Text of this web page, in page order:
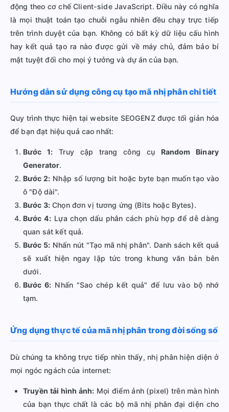
động theo cơ chế Client-side JavaScript. Điều này có nghĩa
là mọi thuật toán tạo chuỗi ngẫu nhiên đều chạy trực tiếp
trên trình duyệt của bạn. Không có bất kỳ dữ liệu cấu hình
hay kết quả tạo ra nào được gửi về máy chủ, đảm bảo bí
mật tuyệt đối cho mọi ý tưởng và dự án của bạn.
Hướng dẫn sử dụng công cụ tạo mã nhị phân chi tiết
Quy trình thực hiện tại website SEOGENZ được tối giản hóa
để bạn đạt hiệu quả cao nhất:
Bước 1: Truy cập trang công cụ Random Binary
Generator.
Bước 2: Nhập số lượng bit hoặc byte bạn muốn tạo vào
ô "Độ dài".
Bước 3: Chọn đơn vị tương ứng (Bits hoặc Bytes).
Bước 4: Lựa chọn dấu phân cách phù hợp để dễ dàng
quan sát kết quả.
Bước 5: Nhấn nút "Tạo mã nhị phân". Danh sách kết quả
sẽ xuất hiện ngay lập tức trong khung văn bản bên
dưới.
Bước 6: Nhấn "Sao chép kết quả" để lưu vào bộ nhớ
tạm.
Ứng dụng thực tế của mã nhị phân trong đời sống số
Dù chúng ta không trực tiếp nhìn thấy, nhị phân hiện diện ở
mọi ngóc ngách của internet:
Truyền tải hình ảnh: Mọi điểm ảnh (pixel) trên màn hình
của bạn thực chất là các bộ mã nhị phân đại diện cho